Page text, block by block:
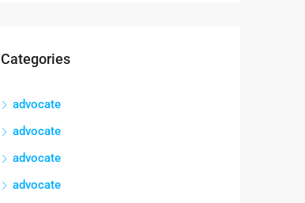
Categories
advocate
advocate
advocate
advocate